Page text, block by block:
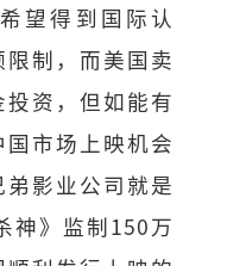
望得到国际认
制，而美国卖
资，但如能有
市场上映机会
影业公司就是
神》监制150万